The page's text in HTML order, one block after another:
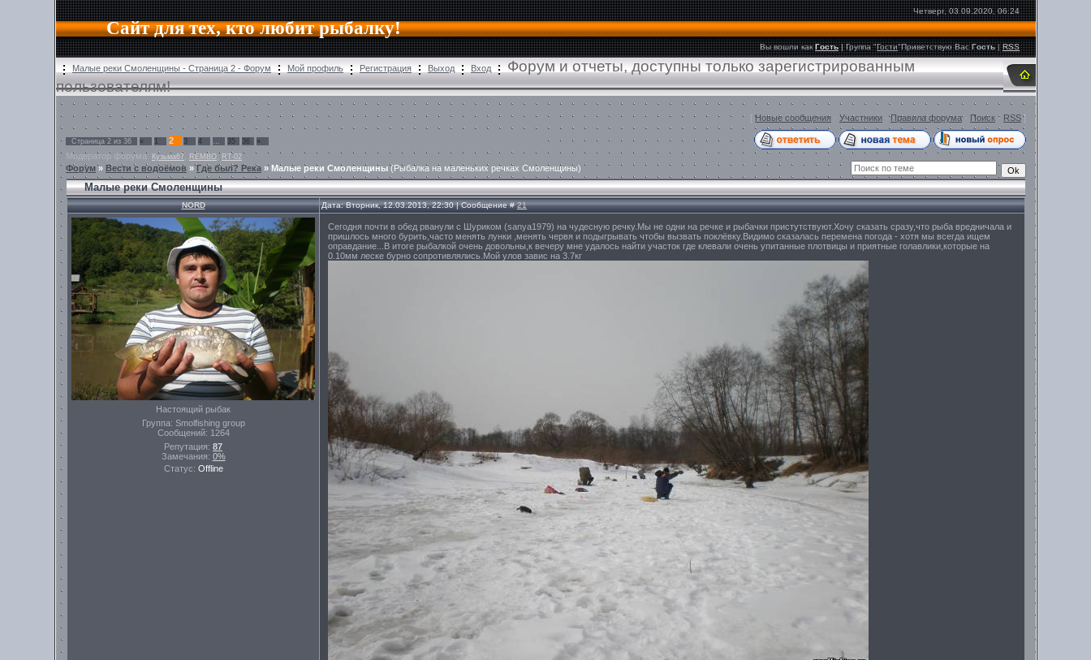
Сайт для тех, кто любит рыбалку!
Четверг, 03.09.2020, 06:24
Вы вошли как Гость|Группа"Гости"Приветствую Вас Гость |RSS
Малые реки Смоленщины - Страница 2 - Форум Мой профиль Регистрация Выход Вход
Форум и отчеты, доступны только зарегистрированным
пользователям!
[ Новые сообщения Участники ·Правила форума· Поиск · RSS]
Страница 2 из 36 « 1 2 3 4 … 35 36 »
Модератор форума: Кузьма67 REMBO , RT-02
Форум» Вести с водоёмов »Где был? Река »Малые реки Смоленщины (Рыбалка на маленьких речках Смоленщины)
Малые реки Смоленщины
NORD Дата: Вторник, 12.03.2013, 22:30 | Сообщение #21
Настоящий рыбак
Группа: Smolfishing group
Сообщений: 1264
Репутация: 87
Замечания: 0%
Статус: Offline
Сегодня почти в обед рванули с Шуриком (sanya1979) на чудесную речку.Мы не одни на речке и рыбачки пристутствуют.Хочу сказать сразу,что рыба вредничала и
пришлось много бурить,часто менять лунки ,менять червя и подыгрывать чтобы вызвать поклёвку.Видимо сказалась перемена погода - хотя мы всегда ищем
оправдание...В итоге рыбалкой очень довольны,к вечеру мне удалось найти участок где клевали очень упитанные плотвицы и приятные голавлики,которые на
0.10мм леске бурно сопротивлялись.Мой улов завис на 3.7кг